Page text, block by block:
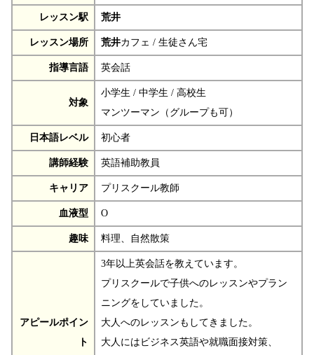
レッスン駅 荒井
レッスン場所 荒井カフェ / 生徒さん宅
指導言語 英会話
対象
小学生 / 中学生 / 高校生
マンツーマン（グループも可）
日本語レベル 初心者
講師経験 英語補助教員
キャリア プリスクール教師
血液型 O
趣味 料理、自然散策
アピールポイン
ト
3年以上英会話を教えています。
プリスクールで子供へのレッスンやプラン
ニングをしていました。
大人へのレッスンもしてきました。
大人にはビジネス英語や就職面接対策、